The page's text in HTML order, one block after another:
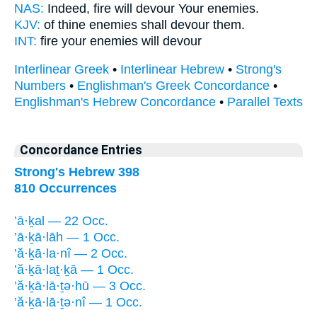
NAS: Indeed, fire will devour Your enemies.
KJV: of thine enemies shall devour them.
INT: fire your enemies will devour
Interlinear Greek • Interlinear Hebrew • Strong's
Numbers • Englishman's Greek Concordance •
Englishman's Hebrew Concordance • Parallel Texts
Concordance Entries
Strong's Hebrew 398
810 Occurrences
’ā·ḵal — 22 Occ.
’ā·ḵā·lāh — 1 Occ.
’ă·ḵā·la·nî — 2 Occ.
’ă·ḵā·laṯ·ḵā — 1 Occ.
’ă·ḵā·lā·ṯə·hū — 3 Occ.
’ă·ḵā·lā·ṯə·nî — 1 Occ.